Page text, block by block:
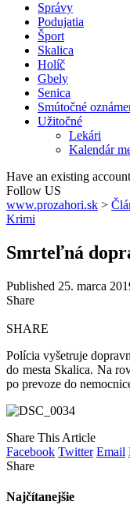
Správy
Podujatia
Šport
Skalica
Holíč
Gbely
Senica
Smútočné
Užitočné
Lekári
Kalendár
Have an existing
Follow US
www.prozahori.sk >
Krimi
Smrteľná
Published 25. marca
Share
SHARE
Polícia vyšetruje
do mesta Skalica. Na
po prevoze do
Share This Article
Facebook Twitter Email
Share
Najčítanejšie